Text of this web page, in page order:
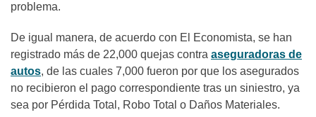
problema.
De igual manera, de acuerdo con El Economista, se han
registrado más de 22,000 quejas contra aseguradoras de
autos, de las cuales 7,000 fueron por que los asegurados
no recibieron el pago correspondiente tras un siniestro, ya
sea por Pérdida Total, Robo Total o Daños Materiales.